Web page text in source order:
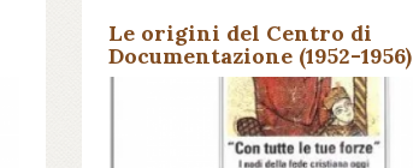
Le origini del Centro di
Documentazione (1952-1956)